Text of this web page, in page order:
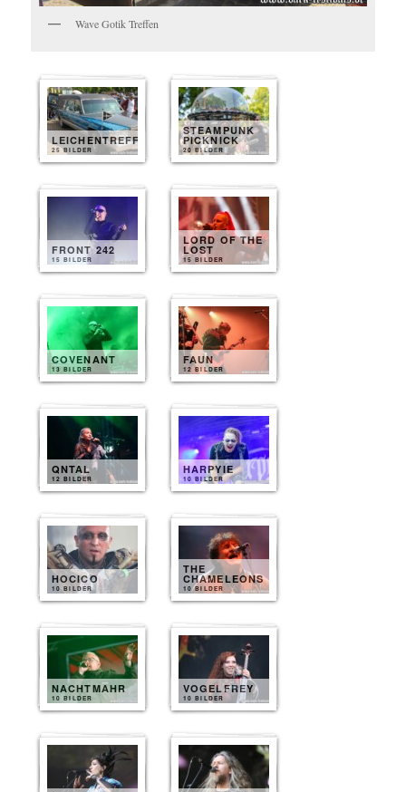
Wave Gotik Treffen
LEICHENTREFF
25 BILDER
STEAMPUNK
PICKNICK
20 BILDER
FRONT 242
15 BILDER
LORD OF THE
LOST
15 BILDER
COVENANT
13 BILDER
FAUN
12 BILDER
QNTAL
12 BILDER
HARPYIE
10 BILDER
HOCICO
10 BILDER
THE
CHAMELEONS
10 BILDER
NACHTMAHR
10 BILDER
VOGELFREY
10 BILDER